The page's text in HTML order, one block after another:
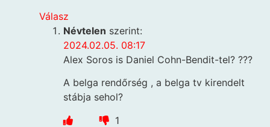
Válasz
Névtelen szerint:
2024.02.05. 08:17
Alex Soros is Daniel Cohn-Bendit-tel? ???
A belga rendőrség , a belga tv kirendelt
stábja sehol?
1